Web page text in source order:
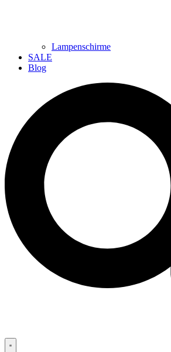
Lampenschirme
SALE
Blog